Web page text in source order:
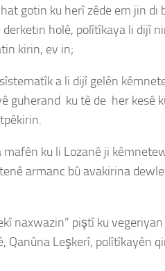
gotin ku herî zêde em jin di
holê, polîtîkaya li dijî
kirin, ev in;
a li dijî gelên
guherand ku tê de her kesê
ku li Lozanê ji
armanc bû avakirina
naxwazin” piştî ku
Leşkerî, polîtîkayên